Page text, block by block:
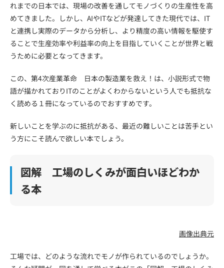
れまでの日本では、現場の改善を通してモノづくりの生産性を高
めてきました。しかし、AIやITなどが発達してきた現代では、IT
と連携し実際のデータから分析し、より精度の高い情報を駆使す
ることで生産効率や利益率の向上を目指していくことが世界と戦
うために必要となってきます。
この、第4次産業革命 日本の製造業を救え！は、小説形式で物
語が描かれておりITのことがよくわからないという人でも抵抗な
く読める１冊になっているのでおすすめです。
新しいことを学ぶのに抵抗がある、最近の難しいことは苦手とい
う方にこそ読んで欲しい本でしょう。
図解 工場のしくみが面白いほどわか
る本
画像出典元
工場では、どのような流れでモノが作られているのでしょうか。